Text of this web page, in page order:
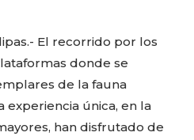
El recorrido por los
donde se
de la fauna
experiencia única, en la
han disfrutado de